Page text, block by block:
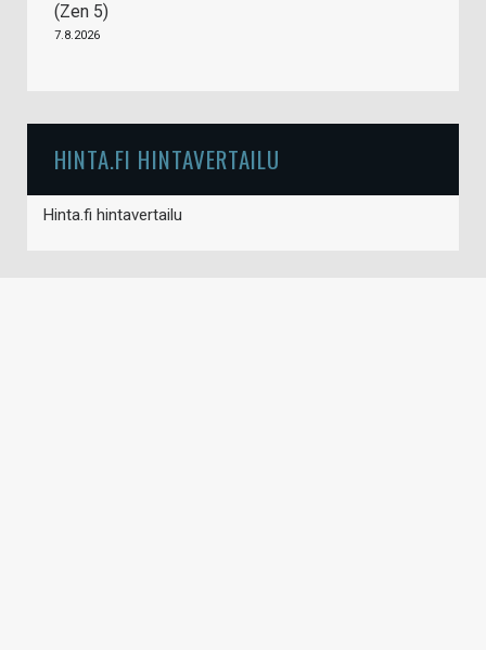
(Zen 5)
7.8.2026
HINTA.FI HINTAVERTAILU
Hinta.fi hintavertailu